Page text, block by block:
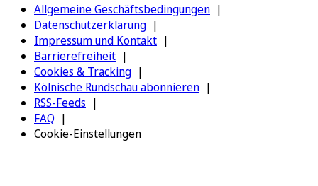
Allgemeine Geschäftsbedingungen
Datenschutzerklärung
Impressum und Kontakt
Barrierefreiheit
Cookies & Tracking
Kölnische Rundschau abonnieren
RSS-Feeds
FAQ
Cookie-Einstellungen